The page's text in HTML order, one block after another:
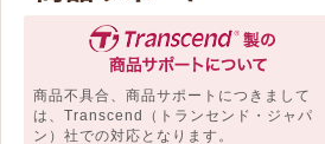
商品不具合、商品サポートにつきまして
は、Transcend（トランセンド・ジャパ
ン）社での対応となります。